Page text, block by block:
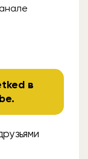
в
.